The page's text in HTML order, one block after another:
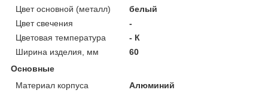
Цвет основной (металл)
белый
Цвет свечения
-
Цветовая температура
- К
Ширина изделия, мм
60
Основные
Материал корпуса
Алюминий